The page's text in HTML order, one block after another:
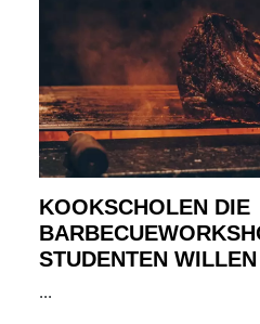
KOOKSCHOLEN DIE
STUDENTEN
...